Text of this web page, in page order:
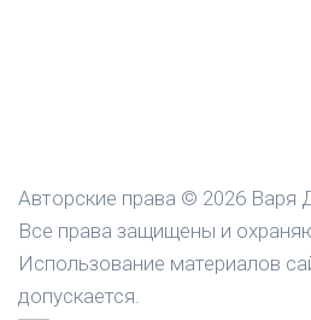
Авторские права © 2026 Варя
Все права защищены и
Использование материалов
допускается.